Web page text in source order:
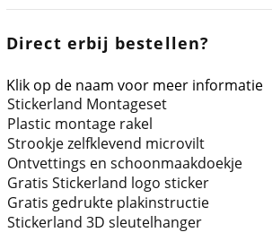
Direct erbij bestellen?
Klik op de naam voor meer informatie
Stickerland Montageset
Plastic montage rakel
Strookje zelfklevend microvilt
Ontvettings en schoonmaakdoekje
Gratis Stickerland logo sticker
Gratis gedrukte plakinstructie
Stickerland 3D sleutelhanger